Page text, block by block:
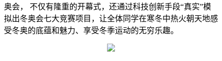
奥会， 不仅有隆重的开幕式，还通过科技创新手段“真实”模
拟出冬奥会七大竞赛项目，让全体同学在寒冬中热火朝天地感
受冬奥的底蕴和魅力、享受冬季运动的无穷乐趣。